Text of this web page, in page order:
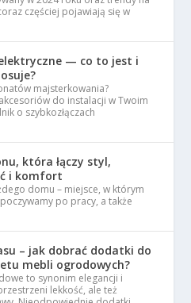
częściej pojawiają się w
elektryczne — co to jest i
majsterkowania?
do instalacji w Twoim
o szybkozłączach
która łączy styl,
i komfort
domu – miejsce, w którym
po pracy, a także
– jak dobrać dodatki do
mebli ogrodowych?
to synonim elegancji i
lekkość, ale też